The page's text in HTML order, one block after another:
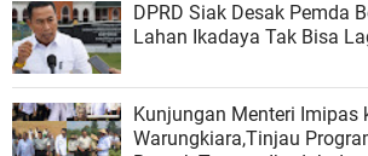
DPRD Siak Desak Pemda
Lahan Ikadaya Tak Bisa
Kunjungan Menteri Imipas
Warungkiara,Tinjau